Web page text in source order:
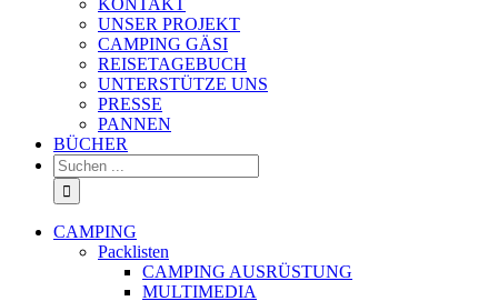
KONTAKT
UNSER PROJEKT
CAMPING GÄSI
REISETAGEBUCH
UNTERSTÜTZE UNS
PRESSE
PANNEN
BÜCHER
Suche
nach:
CAMPING
Packlisten
CAMPING AUSRÜSTUNG
MULTIMEDIA